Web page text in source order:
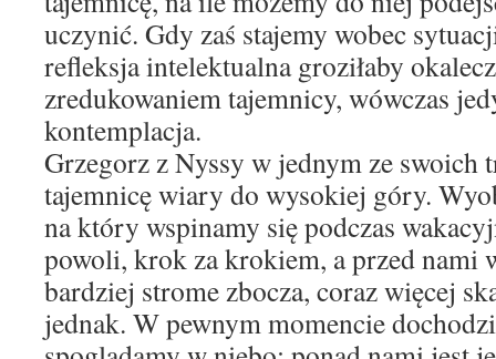
uczynić. Gdy zaś stajemy wobec
refleksja intelektualna groziłaby
zredukowaniem tajemnicy, wówczas
kontemplacja.
Grzegorz z Nyssy w jednym ze swoich
tajemnicę wiary do wysokiej góry.
na który wspinamy się podczas
powoli, krok za krokiem, a przed nami
bardziej strome zbocza, coraz więcej
jednak. W pewnym momencie